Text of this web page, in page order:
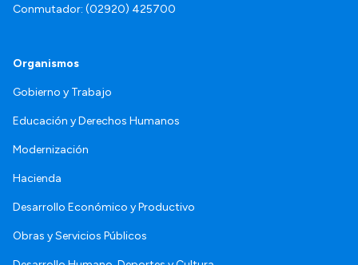
Conmutador: (02920) 425700
Organismos
Gobierno y Trabajo
Educación y Derechos Humanos
Modernización
Hacienda
Desarrollo Económico y Productivo
Obras y Servicios Públicos